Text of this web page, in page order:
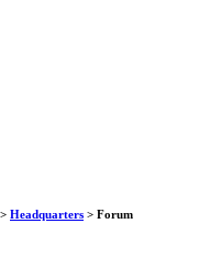
> Headquarters > Forum